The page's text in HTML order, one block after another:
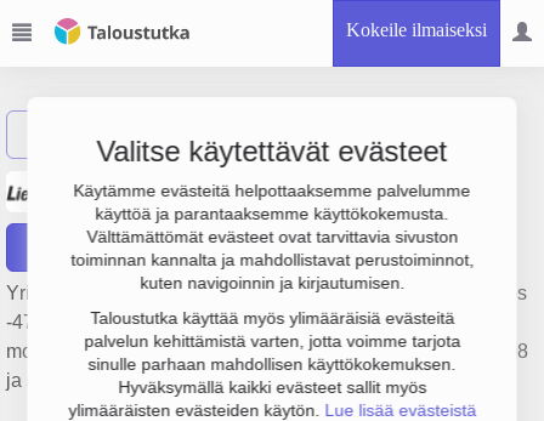
Kokeile ilmaiseksi
Valitse käytettävät evästeet
Käytämme evästeitä helpottaaksemme palvelumme
käyttöä ja parantaaksemme käyttökokemusta.
Välttämättömät evästeet ovat tarvittavia sivuston
toiminnan kannalta ja mahdollistavat perustoiminnot,
kuten navigoinnin ja kirjautumisen.
Taloustutka käyttää myös ylimääräisiä evästeitä
palvelun kehittämistä varten, jotta voimme tarjota
sinulle parhaan mahdollisen käyttökokemuksen.
Hyväksymällä kaikki evästeet sallit myös
ylimääräisten evästeiden käytön. Lue lisää evästeistä
Autohuolto Liede Oy
Raportit
Yrityksen Autohuolto Liede Oy liikevaihto on 488 000 €, tulos
-478 € ja henkilöstömäärä 3. Sen päätoimiala on Muu
moottoriajoneuvojen huolto ja korjaus, perustamisvuosi 2008
ja sijainti Helsinki. Yrityksen yhtiömuoto Osakeyhtiö (OY).